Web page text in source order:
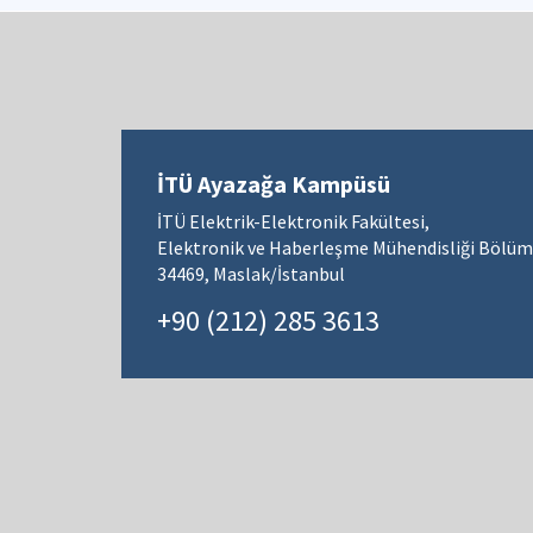
İTÜ Ayazağa Kampüsü
İTÜ Elektrik-Elektronik Fakültesi,
Elektronik ve Haberleşme Mühendisliği
34469, Maslak/İstanbul
+90 (212) 285 3613